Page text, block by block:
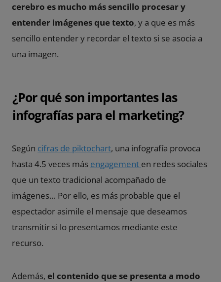
cerebro es mucho más sencillo procesar y
entender imágenes que texto, y a que es más
sencillo entender y recordar el texto si se asocia a
una imagen.
¿Por qué son importantes las
infografías para el marketing?
Según cifras de piktochart, una infografía provoca
hasta 4.5 veces más engagement en redes sociales
que un texto tradicional acompañado de
imágenes… Por ello, es más probable que el
espectador asimile el mensaje que deseamos
transmitir si lo presentamos mediante este
recurso.
Además, el contenido que se presenta a modo